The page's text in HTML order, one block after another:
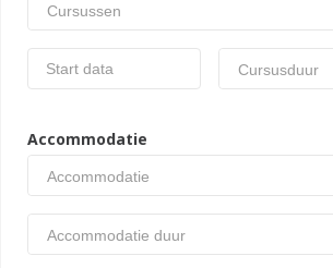
Cursussen
Cursusduur
Accommodatie
Accommodatie
Accommodatie duur